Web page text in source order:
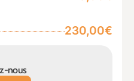
230,00€
nous